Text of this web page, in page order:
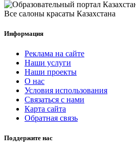
Все салоны красаты Казахстана
Информация
Реклама на сайте
Наши услуги
Наши проекты
О нас
Условия использования
Связаться с нами
Карта сайта
Обратная связь
Поддержите нас